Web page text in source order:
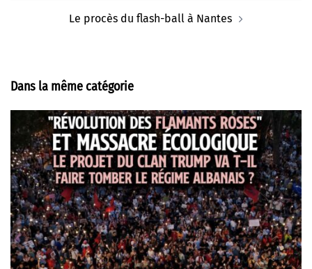
Le procès du flash-ball à Nantes
Dans la même catégorie